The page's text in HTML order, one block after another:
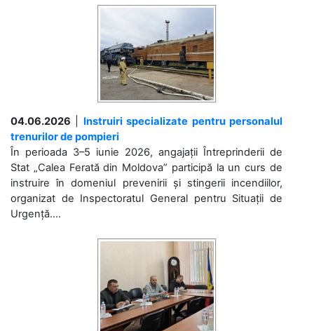
04.06.2026
Instruiri specializate pentru personalul
trenurilor de pompieri
În perioada 3–5 iunie 2026, angajații Întreprinderii de
Stat „Calea Ferată din Moldova” participă la un curs de
instruire în domeniul prevenirii și stingerii incendiilor,
organizat de Inspectoratul General pentru Situații de
Urgență....